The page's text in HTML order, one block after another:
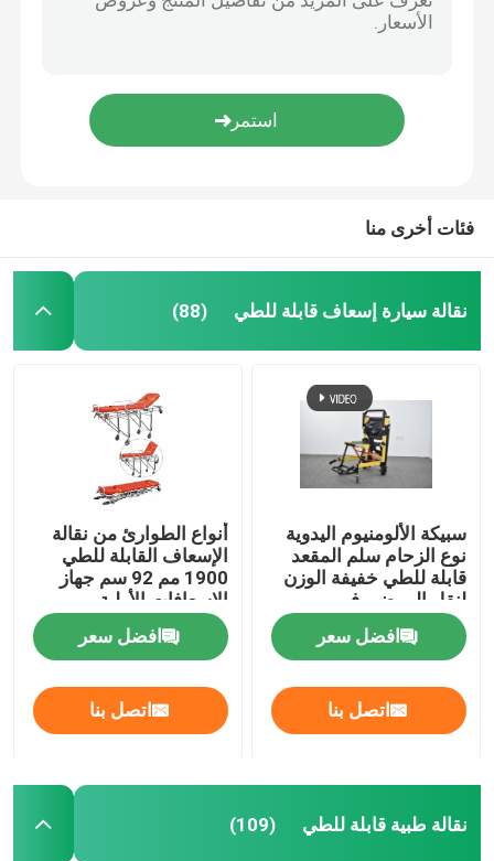
طاولة العمليات الجراحية
نقالة الطوارئ المتنقلة
أثاث طبي للمستشفى
فئات أخرى منا
نقالة سيارة إسعاف قابلة للطي (88)
سبيكة الألومنيوم اليدوية
نوع الزحام سلم المقعد
قابلة للطي خفيفة الوزن
لنقل المرضى في
المستشفى
افضل سعر
اتصل بنا
أنواع الطوارئ من نقالة
الإسعاف القابلة للطي
1900 مم 92 سم جهاز
الإسعافات الأولية
افضل سعر
اتصل بنا
نقالة طبية قابلة للطي (109)